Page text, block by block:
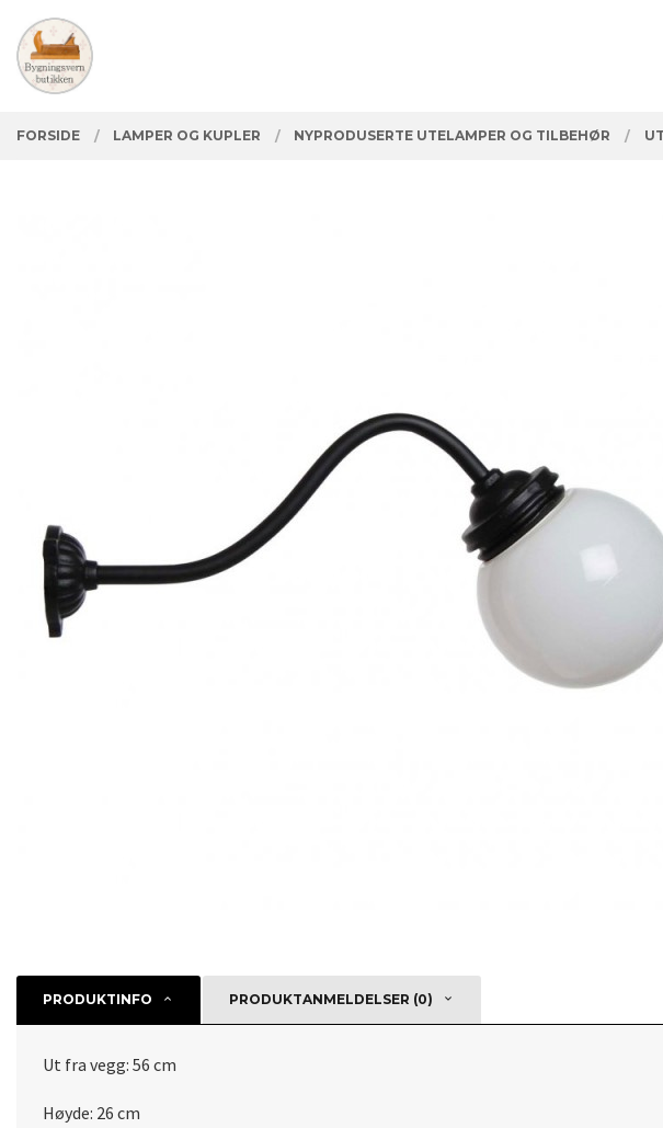
innholdet
PRODUKTER
Lukk
FORSIDE LAMPER OG KUPLER NYPRODUSERTE UTELAMPER OG TILBEHØR
PRODUKTINFO PRODUKTANMELDELSER (0)
Ut fra vegg: 56 cm
Høyde: 26 cm